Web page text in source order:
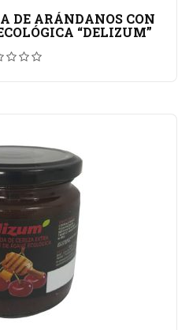
DE ARÁNDANOS CON
“DELIZUM”